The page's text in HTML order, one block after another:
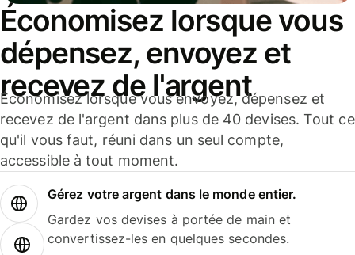
Économisez lorsque vous
dépensez, envoyez et
recevez de l'argent
Économisez lorsque vous envoyez, dépensez et
recevez de l'argent dans plus de 40 devises. Tout ce
qu'il vous faut, réuni dans un seul compte,
accessible à tout moment.
Gérez votre argent dans le monde entier.
Gardez vos devises à portée de main et
convertissez-les en quelques secondes.